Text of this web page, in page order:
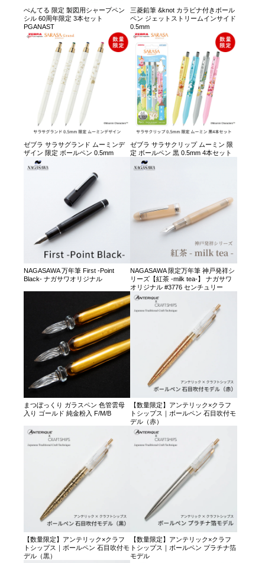
ぺんてる 限定 製図用シャープペン
シル 60周年限定 3本セット
PGANAST
三菱鉛筆 &knot カラビナ付きボール
ペン ジェットストリームインサイド
0.5mm
ゼブラ サラサグランド ムーミンデ
ザイン 限定 ボールペン 0.5mm
ゼブラ サラサクリップ ムーミン 限
定 ボールペン 黒 0.5mm 4本セット
NAGASAWA 万年筆 First -Point
Black- ナガサワオリジナル
NAGASAWA 限定万年筆 神戸発祥シ
リーズ【紅茶 -milk tea-】 ナガサワ
オリジナル #3776 センチュリー
まつぼっくり ガラスペン 色管雲母
入り ゴールド 純金粉入 F/M/B
【数量限定】アンテリック×クラフ
トシップス｜ボールペン 石目吹付モ
デル（赤）
【数量限定】アンテリック×クラフ
トシップス｜ボールペン 石目吹付モ
デル（黒）
【数量限定】アンテリック×クラフ
トシップス｜ボールペン プラチナ箔
モデル